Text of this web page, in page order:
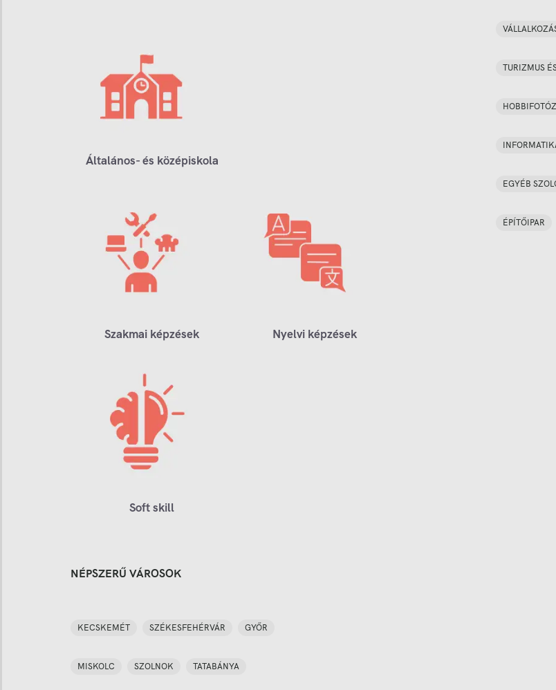
Általános- és középiskola
Szakmai képzések Nyelvi képzések
Soft skill
TURIZMUS
EGYÉB
ÉPÍTŐIPAR
NÉPSZERŰ VÁROSOK
KECSKEMÉT SZÉKESFEHÉRVÁR GYŐR
MISKOLC SZOLNOK TATABÁNYA